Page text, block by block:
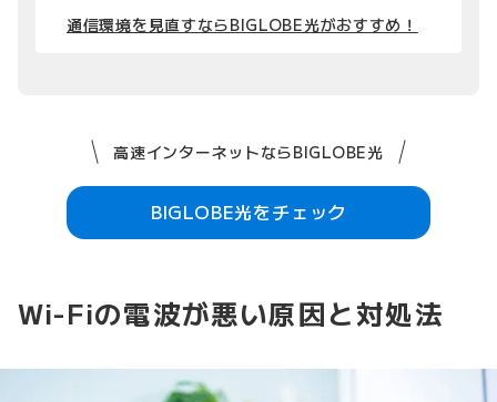
通信環境を見直すならBIGLOBE光がおすすめ！
高速インターネットならBIGLOBE光
BIGLOBE光をチェック
Wi-Fiの電波が悪い原因と対処法